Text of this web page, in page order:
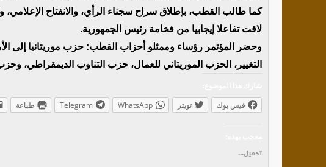
كما طالب القطب، بإطلاق سراح سجناء الرأي، والانفتاح
لاقت تفاعلا إيجابيا من فخامة رئيس الجمهورية.
وحضر المؤتمر رؤساء وممثلو أحزاب القطب: حزب موريتانيا إلى
التغيير، الحزب الموريتاني للعمال، حزب التناوب الديمقراطي،
فيس بوك تويتر WhatsApp
Telegram طباعة
تحميل...